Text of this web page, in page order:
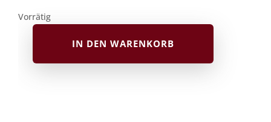
Vorrätig
Shamisen
IN DEN WARENKORB